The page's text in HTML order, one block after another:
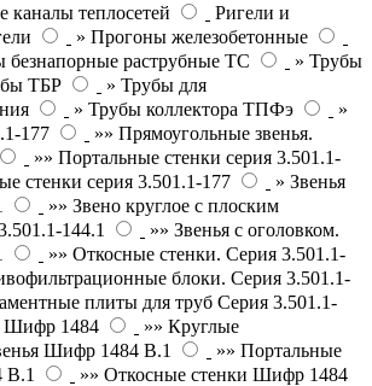
каналы теплосетей
Ригели и
» Прогоны железобетонные
безнапорные раструбные ТС
» Трубы
ТБР
» Трубы для
» Трубы коллектора ТПФэ
»
177
»» Прямоугольные звенья.
»» Портальные стенки серия 3.501.1-
стенки серия 3.501.1-177
» Звенья
»» Звено круглое с плоским
144.1
»» Звенья с оголовком.
»» Откосные стенки. Серия 3.501.1-
блоки. Серия 3.501.1-
плиты для труб Серия 3.501.1-
Шифр 1484
»» Круглые
Шифр 1484 В.1
»» Портальные
В.1
»» Откосные стенки Шифр 1484